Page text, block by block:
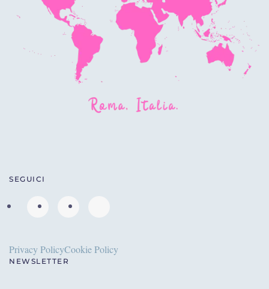
SEGUICI
Privacy PolicyCookie Policy
NEWSLETTER